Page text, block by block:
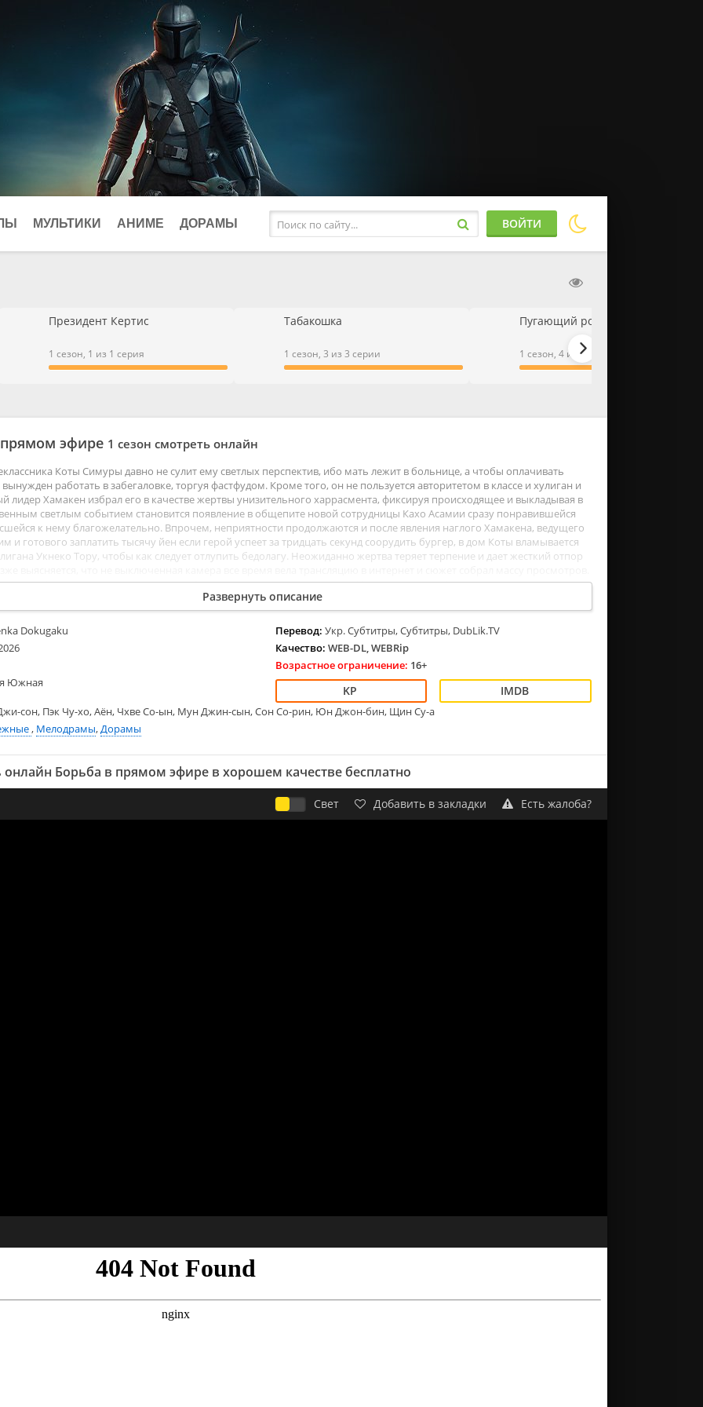
Мелодрамы
Приключения
Триллеры
МУЛЬТИКИ АНИМЕ ДОРАМЫ ВОЙТИ
Президент Кертис
1 сезон, 1 из 1 серия
Табакошка
1 сезон, 3 из 3 серии
Пугающий роман
1 сезон, 4 из 4 серии
эфире 1 сезон смотреть онлайн
Коты Симуры давно не сулит ему светлых перспектив, ибо мать лежит в больнице, а чтобы оплачивать
работать в забегаловке, торгуя фастфудом. Кроме того, он не пользуется авторитетом в классе и хулиган и
лидер Хамакен избрал его в качестве жертвы унизительного харрасмента, фиксируя происходящее и выкладывая в
светлым событием становится появление в общепите новой сотрудницы Кахо Асамии сразу понравившейся
к нему благожелательно. Впрочем, неприятности продолжаются и после явления наглого Хамакена, ведущего
и готового заплатить тысячу йен если герой успеет за тридцать секунд соорудить бургер, в дом Коты вламывается
Укнеко Тору, чтобы как следует отлупить бедолагу. Неожиданно жертва теряет терпение и дает жесткий отпор
подобные зрелища на поток, малый находит в интернете канал, где Человек в маске обучает искусству драки.
Развернуть описание
Dokugaku
Южная
Перевод: Укр. Субтитры, Субтитры, DubLik.TV
Качество: WEB-DL, WEBRip
Возрастное ограничение: 16+
сон, Пэк Чу-хо, Аён, Чхве Со-ын, Мун Джин-сын, Сон Со-рин, Юн Джон-бин, Щин Су-а
, Мелодрамы,Дорамы
онлайн Борьба в прямом эфире в хорошем качестве бесплатно
Свет Добавить в закладки Есть жалоба?